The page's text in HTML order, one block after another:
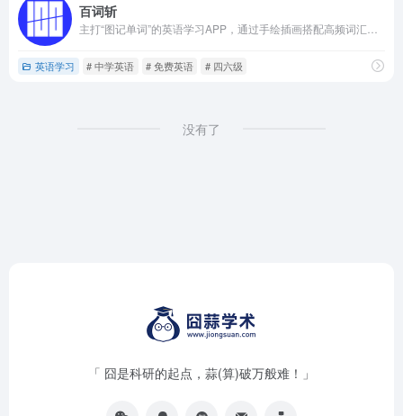
百词斩
英语学习 # 中学英语 # 免费英语 # 四六级
没有了
「 囧是科研的起点，蒜(算)破万般难！」